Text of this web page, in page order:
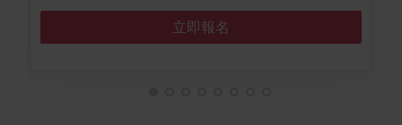
立即報名